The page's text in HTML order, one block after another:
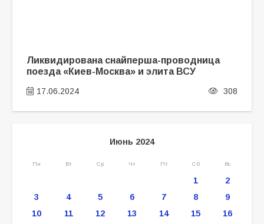
Ликвидирована снайперша-проводница
поезда «Киев-Москва» и элита ВСУ
17.06.2024 308
Июнь 2024
Пн Вт Ср Чт Пт Сб Вс
1
2
3
4 5 6 7 8
9
10
11 12 13 14 15
16